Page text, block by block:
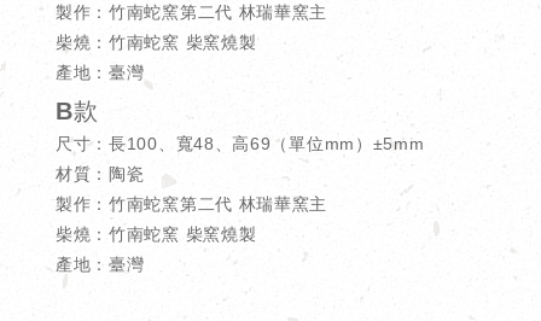
製作：竹南蛇窯第二代 林瑞華窯主
柴燒：竹南蛇窯 柴窯燒製
產地：臺灣
B款
尺寸：長100、寬48、高69（單位mm）±5mm
材質：陶瓷
製作：竹南蛇窯第二代 林瑞華窯主
柴燒：竹南蛇窯 柴窯燒製
產地：臺灣